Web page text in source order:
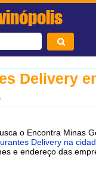
Delivery
o Encontra Minas
Delivery na
e endereço das